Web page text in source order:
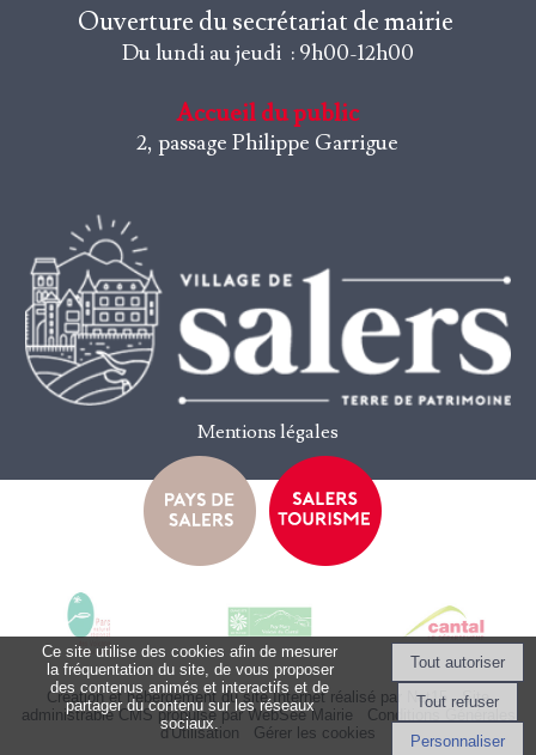
Ouverture du secrétariat de mairie
Du lundi au jeudi : 9h00-12h00
Accueil du public
2, passage Philippe Garrigue
Mentions légales
Création et hébergement du site Internet réalisé par Net15 -Site
administrable CMS propulsé par WebSee Mairie
Conditions Générales
d'Utilisation
Gérer les cookies
Ce site utilise des cookies afin de mesurer
la fréquentation du site, de vous proposer
des contenus animés et interactifs et de
partager du contenu sur les réseaux
sociaux.
Personnaliser